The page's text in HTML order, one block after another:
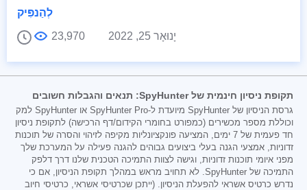
לְהַנפִּיק
יָנוּאָר 25, 2022
23,970
תקופת ניסיון חינמית של SpyHunter: תנאים והגבלות חשובים
גרסת הניסיון של SpyHunter מיועדת ל-SpyHunter Pro או SpyHunter למק
וכוללת מספר מכשירים (כמפורט בחומרי הקידום/דף הרכישה) לתקופת ניסיון
חד פעמית של 7 ימים, המציעה פונקציונליות מקיפה לזיהוי והסרה של תוכנות
זדוניות, אמצעי הגנה בעלי ביצועים גבוהים להגנה פעילה על המערכת שלך
מפני איומי תוכנות זדוניות, וגישה לצוות התמיכה הטכנית שלנו דרך דלפק
התמיכה של SpyHunter. לא תחויב מראש במהלך תקופת הניסיון, אם כי
נדרש כרטיס אשראי להפעלת הניסיון. (ייתכן שכרטיסי אשראי, כרטיסי חיוב